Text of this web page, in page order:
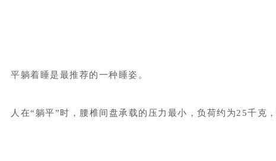
平躺着睡是最推荐的一种睡姿。
人在“躺平”时，腰椎间盘承载的压力最小，负荷约为25千克